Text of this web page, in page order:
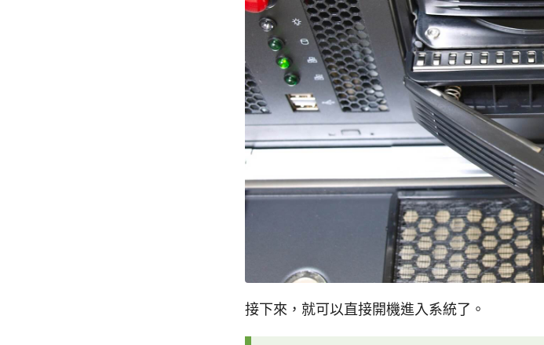
接下來，就可以直接開機進入系統了。